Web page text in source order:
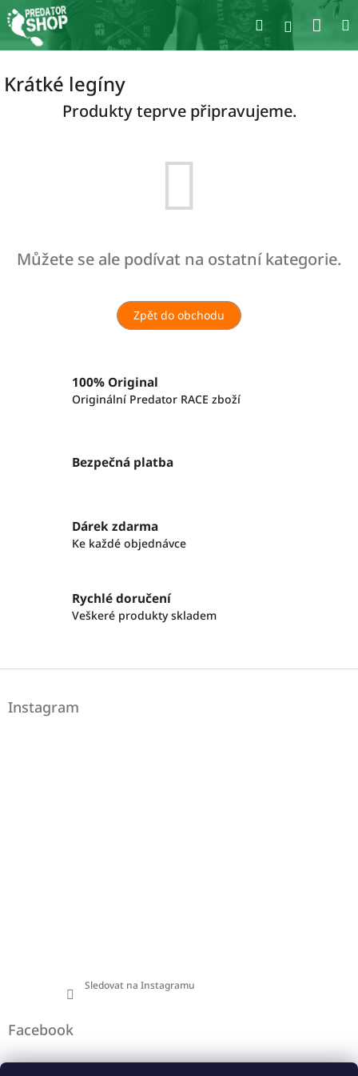
Přejít
na
obsah
Hledat
Krátké legíny
Produkty teprve připravujeme.
Můžete se ale podívat na ostatní kategorie.
Zpět do obchodu
100% Original
Originální Predator RACE zboží
Bezpečná platba
Dárek zdarma
Ke každé objednávce
Rychlé doručení
Veškeré produkty skladem
pInstagram
Sledovat na Instagramu
Facebook